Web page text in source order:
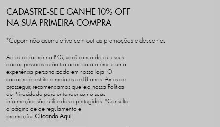
CADASTRE-SE E GANHE 10% OFF
NA SUA PRIMEIRA COMPRA
*Cupom não acumulativo com outras promoções e descontos
Ao se cadastrar na PKS, você concorda que seus
dados pessoais serão tratados para oferecer uma
experiência personalizada em nossa loja. O
cadastro é restrito a maiores de 18 anos. Antes de
prosseguir, recomendamos que leia nossa Política
de Privacidade para entender como suas
informações são utilizadas e protegidas. *Consulte
a página de de regulamento e
promoções,